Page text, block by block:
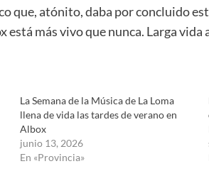
que, atónito, daba por concluido
está más vivo que nunca. Larga vida
La Semana de la Música de La Loma
llena de vida las tardes de verano en
Albox
junio 13, 2026
En «Provincia»